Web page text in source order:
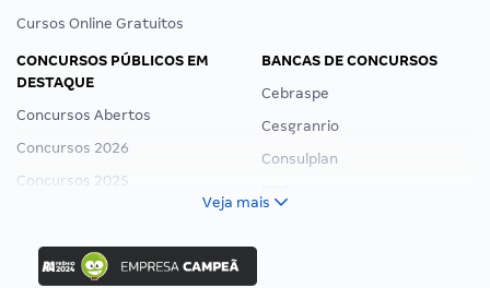
Cursos Online Gratuitos
CONCURSOS PÚBLICOS EM
DESTAQUE
Concursos Abertos
Concursos 2026
Concursos 2025
Concurso Ibama
Concurso MPU
BANCAS DE CONCURSOS
Cebraspe
Cesgranrio
Consulplan
Veja mais